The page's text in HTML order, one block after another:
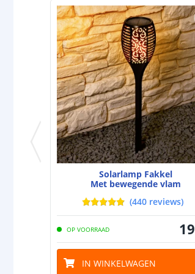
Solarlamp Fakkel
Met bewegende vlam
(440 reviews)
OP VOORRAAD 19
IN WINKELWAGEN